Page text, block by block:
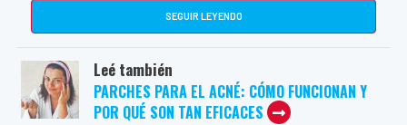
SEGUIR LEYENDO
Leé también
PARCHES PARA EL ACNÉ: CÓMO FUNCIONAN Y
POR QUÉ SON TAN EFICACES